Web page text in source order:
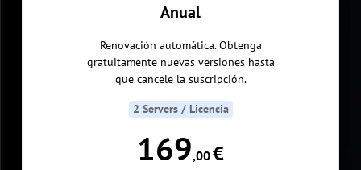
Anual
Renovación automática. Obtenga
gratuitamente nuevas versiones hasta
que cancele la suscripción.
2 Servers / Licencia
169,00€